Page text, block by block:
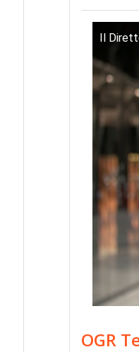
Il
OGR